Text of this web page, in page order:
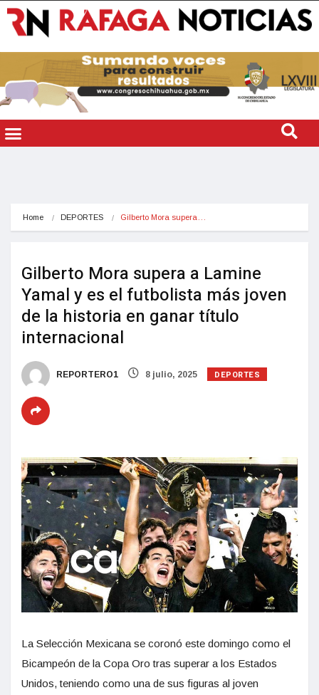
Home DEPORTES Gilberto Mora supera…
Gilberto Mora supera a Lamine
Yamal y es el futbolista más joven
de la historia en ganar título
internacional
REPORTERO1 8 julio, 2025 DEPORTES
La Selección Mexicana se coronó este domingo como el
Bicampeón de la Copa Oro tras superar a los Estados
Unidos, teniendo como una de sus figuras al joven